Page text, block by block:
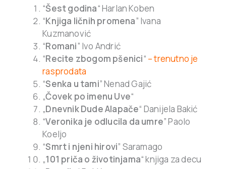
“Šest godina“ Harlan Koben
“Knjiga ličnih promena” Ivana
Kuzmanović
“Romani” Ivo Andrić
“Recite zbogom pšenici“ – trenutno je
rasprodata
“Senka u tami” Nenad Gajić
„Čovek po imenu Uve“
„Dnevnik Dude Alapače“ Danijela Bakić
“Veronika je odlucila da umre” Paolo
Koeljo
“Smrt i njeni hirovi” Saramago
„101 priča o životinjama“ knjiga za decu